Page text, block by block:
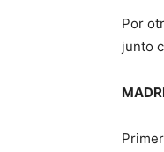
Por
junto